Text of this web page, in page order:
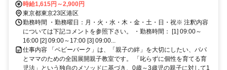
麻布十番7番口徒歩約2分、東京メトロ日比谷線 六本木1c口徒歩約12
分
時給1,615円～2,900円
東京都東京23区港区
勤務時間 ・勤務曜日：月・火・水・木・金・土・日・祝※ 注釈内容
については下記コメントを参照下さい。 ・勤務時間： [1] 09:00～
16:00 [2] 09:00～17:00 [3] 09:00...
仕事内容 「ベビーパーク」は、「親子の絆」を大切にしたい、パパ
とママのための全国展開親子教室です。 「叱らずに個性を育てる育
児法」という独自のメソッドに基づき、0歳～3歳児の親子に対して1